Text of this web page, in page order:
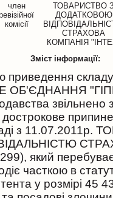
член
комісії
ТОВАРИСТВО
ДОДАТКОВОЮ
СТРАХОВА
КОМПАНІЯ
Зміст інформації:
складу
звiльнено
дострокове
з 11.07.2011р.
який
часткою в
у розмiрi 45